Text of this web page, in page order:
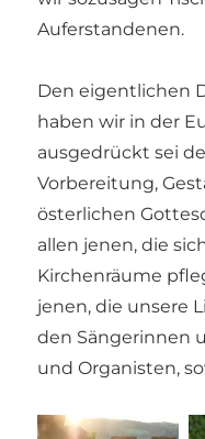
Auferstandenen.
Den eigentlichen
haben wir in der
ausgedrückt sei
Vorbereitung,
österlichen
allen jenen, die
Kirchenräume
jenen, die unsere
den Sängerinnen
und Organisten,